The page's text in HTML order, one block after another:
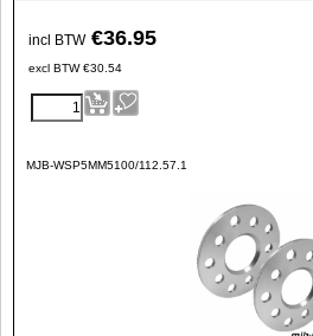
incl BTW €36.95
excl BTW €30.54
MJB-WSP5MM5100/112.57.1